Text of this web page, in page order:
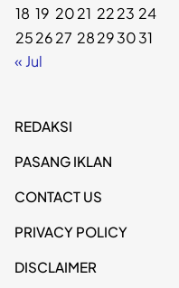
18 19 2021 2223 24
252627 28293031
« Jul
REDAKSI
PASANG IKLAN
CONTACT US
PRIVACY POLICY
DISCLAIMER